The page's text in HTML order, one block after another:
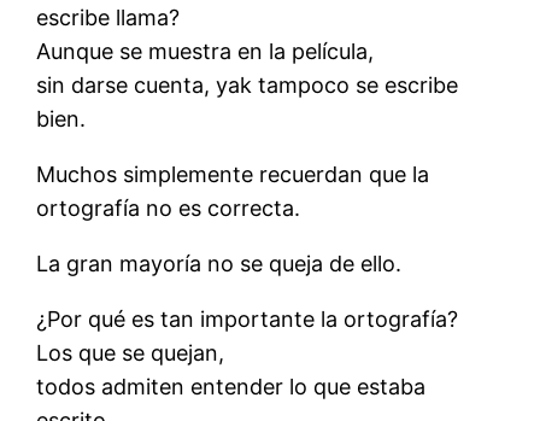
escribe llama?
Aunque se muestra en la película,
sin darse cuenta, yak tampoco se escribe
bien.
Muchos simplemente recuerdan que la
ortografía no es correcta.
La gran mayoría no se queja de ello.
¿Por qué es tan importante la ortografía?
Los que se quejan,
todos admiten entender lo que estaba